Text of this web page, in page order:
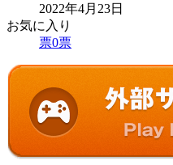
2022年4月23日
お気に入り
票0票